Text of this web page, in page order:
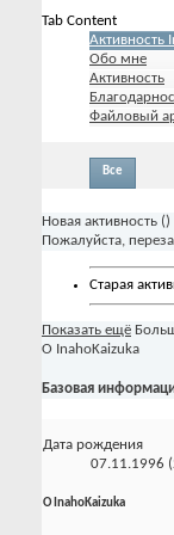
Tab Content
Активность
Обо мне
Активность
Файловый
Все
Новая активность ()
Пожалуйста,
Старая
Показать ещё
О InahoKaizuka
Базовая
Дата рождения
07.11.1996
О InahoKaizuka